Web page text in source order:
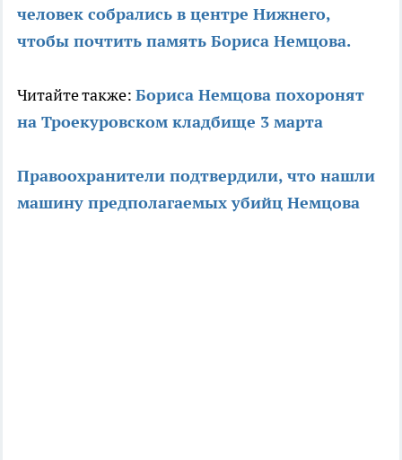
человек собрались в центре Нижнего,
чтобы почтить память Бориса Немцова.
Читайте также: Бориса Немцова похоронят
на Троекуровском кладбище 3 марта
Правоохранители подтвердили, что нашли
машину предполагаемых убийц Немцова